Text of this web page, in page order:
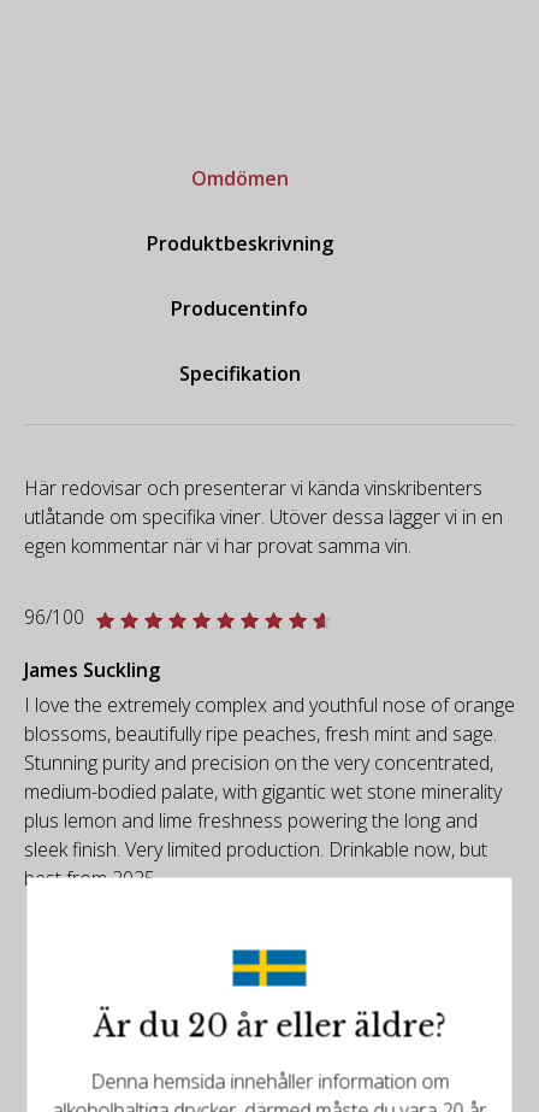
Omdömen
Produktbeskrivning
Producentinfo
Specifikation
Här redovisar och presenterar vi kända vinskribenters
utlåtande om specifika viner. Utöver dessa lägger vi in en
egen kommentar när vi har provat samma vin.
96/100
James Suckling
I love the extremely complex and youthful nose of orange
blossoms, beautifully ripe peaches, fresh mint and sage.
Stunning purity and precision on the very concentrated,
medium-bodied palate, with gigantic wet stone minerality
plus lemon and lime freshness powering the long and
sleek finish. Very limited production. Drinkable now, but
best from 2025.
Är du 20 år eller äldre?
Denna hemsida innehåller information om